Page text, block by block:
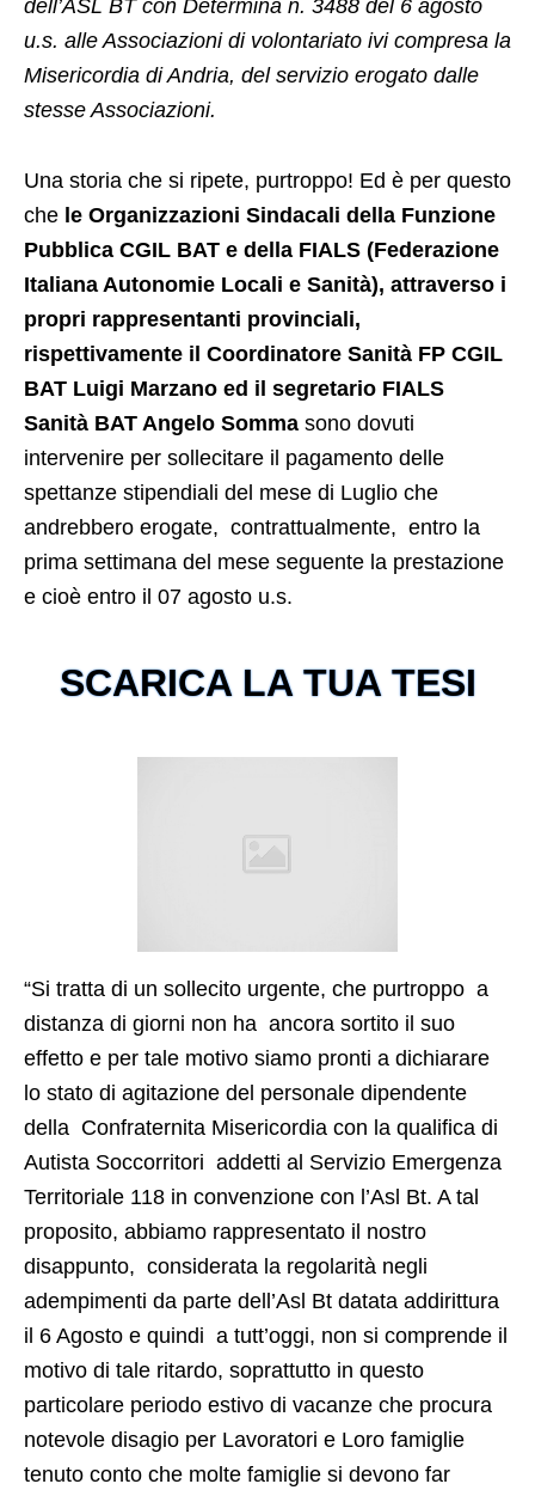
dell’ASL BT con Determina n. 3488 del 6 agosto
u.s. alle Associazioni di volontariato ivi compresa la
Misericordia di Andria, del servizio erogato dalle
stesse Associazioni.
Una storia che si ripete, purtroppo! Ed è per questo
che le Organizzazioni Sindacali della Funzione
Pubblica CGIL BAT e della FIALS (Federazione
Italiana Autonomie Locali e Sanità), attraverso i
propri rappresentanti provinciali,
rispettivamente il Coordinatore Sanità FP CGIL
BAT Luigi Marzano ed il segretario FIALS
Sanità BAT Angelo Somma sono dovuti
intervenire per sollecitare il pagamento delle
spettanze stipendiali del mese di Luglio che
andrebbero erogate, contrattualmente, entro la
prima settimana del mese seguente la prestazione
e cioè entro il 07 agosto u.s.
SCARICA LA TUA TESI
“Si tratta di un sollecito urgente, che purtroppo a
distanza di giorni non ha ancora sortito il suo
effetto e per tale motivo siamo pronti a dichiarare
lo stato di agitazione del personale dipendente
della Confraternita Misericordia con la qualifica di
Autista Soccorritori addetti al Servizio Emergenza
Territoriale 118 in convenzione con l’Asl Bt. A tal
proposito, abbiamo rappresentato il nostro
disappunto, considerata la regolarità negli
adempimenti da parte dell’Asl Bt datata addirittura
il 6 Agosto e quindi a tutt’oggi, non si comprende il
motivo di tale ritardo, soprattutto in questo
particolare periodo estivo di vacanze che procura
notevole disagio per Lavoratori e Loro famiglie
tenuto conto che molte famiglie si devono far